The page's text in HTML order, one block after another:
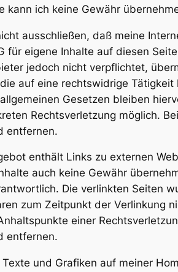
kann ich keine Gewähr
ausschließen, daß meine
für eigene Inhalte auf diesen
jedoch nicht verpflichtet,
auf eine rechtswidrige
Gesetzen bleiben
Rechtsverletzung möglich.
entfernen.
enthält Links zu externen
auch keine Gewähr
Die verlinkten Seiten
zum Zeitpunkt der Verlinkung
einer
entfernen.
Texte und Grafiken auf meiner